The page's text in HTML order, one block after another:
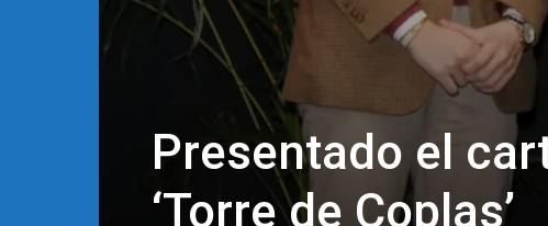
Presentado el
‘Torre de Coplas’